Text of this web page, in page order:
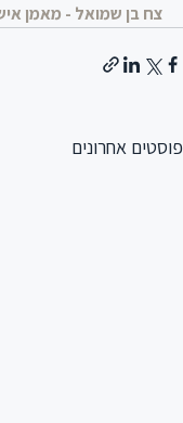
צח בן שמואל - מאמן
פוסטים אחרונים